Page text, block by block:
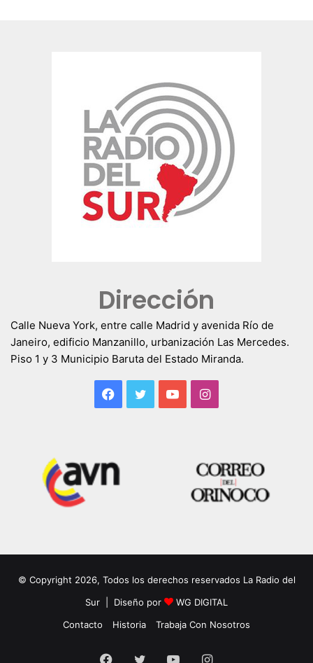
Dirección
Calle Nueva York, entre calle Madrid y avenida Río de
Janeiro, edificio Manzanillo, urbanización Las Mercedes.
Piso 1 y 3 Municipio Baruta del Estado Miranda.
Facebook
TwitterYouTubeInstagram
© Copyright 2026, Todos los derechos reservados La Radio del
Sur | Diseño por
WG DIGITAL
Contacto
Historia Trabaja Con Nosotros
Facebook
TwitterYouTubeInstagram